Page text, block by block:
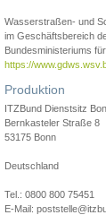
Wasserstraßen- und
im Geschäftsbereich
Bundesministeriums
https://
Produktion
ITZBund Dienstsitz
Bernkasteler Straße 8
53175 Bonn
Deutschland
Tel.: 0800 800 75451
E-Mail: